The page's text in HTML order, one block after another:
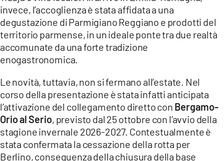
invece, l’accoglienza è stata affidata a una
degustazione di Parmigiano Reggiano e prodotti del
territorio parmense, in un ideale ponte tra due realtà
accomunate da una forte tradizione
enogastronomica.
Le novità, tuttavia, non si fermano all’estate. Nel
corso della presentazione è stata infatti anticipata
l’attivazione del collegamento diretto con Bergamo-
Orio al Serio, previsto dal 25 ottobre con l’avvio della
stagione invernale 2026-2027. Contestualmente è
stata confermata la cessazione della rotta per
Berlino, conseguenza della chiusura della base